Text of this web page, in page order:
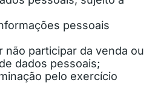
pessoais
não participar da venda ou
dados pessoais;
pelo exercício